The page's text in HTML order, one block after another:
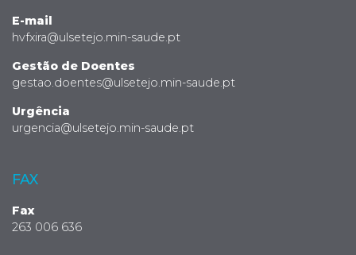
E-mail
hvfxira@ulsetejo.min-saude.pt
Gestão de Doentes
gestao.doentes@ulsetejo.min-saude.pt
Urgência
urgencia@ulsetejo.min-saude.pt
FAX
Fax
263 006 636